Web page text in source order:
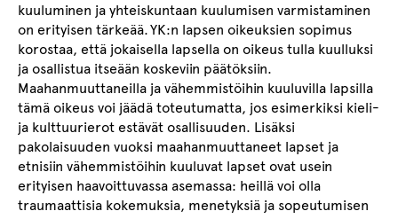
kuuluminen ja yhteiskuntaan kuulumisen varmistaminen
on erityisen tärkeää. YK:n lapsen oikeuksien sopimus
korostaa, että jokaisella lapsella on oikeus tulla kuulluksi
ja osallistua itseään koskeviin päätöksiin.
Maahanmuuttaneilla ja vähemmistöihin kuuluvilla lapsilla
tämä oikeus voi jäädä toteutumatta, jos esimerkiksi kieli-
ja kulttuurierot estävät osallisuuden. Lisäksi
pakolaisuuden vuoksi maahanmuuttaneet lapset ja
etnisiin vähemmistöihin kuuluvat lapset ovat usein
erityisen haavoittuvassa asemassa: heillä voi olla
traumaattisia kokemuksia, menetyksiä ja sopeutumisen